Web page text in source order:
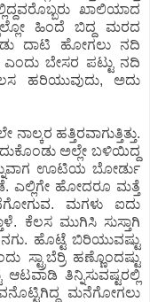
ಖಾಲಿಯಾದ
ಹಿಂದೆ ಬಿದ್ದ ಮರದ
ದಾಟಿ ಹೋಗಲು ನದಿ
ಬೇಸರ ಪಟ್ಟು ನದಿ
ಹರಿಯುವುದು, ಅದು
ಹತ್ತಿರವಾಗುತ್ತಿತ್ತು.
ಅಲ್ಲೇ ಬಳಿಯಿದ್ದ
ಊಟಿಯ ಬೋರ್ಡು
ಎಲ್ಲಿಗೇ ಹೋದರೂ ಮತ್ತೆ
ಮಗಳು ಐದು
ಕೆಲಸ ಮುಗಿಸಿ ಸುಸ್ತಾಗಿ
ಹೊಟ್ಟೆ ಬಿರಿಯುವಷ್ಟು
ಹಣ್ಣೊಂದಷ್ಟು
ತಿನ್ನಿಸುವಷ್ಟರಲ್ಲಿ
ಮನೆಗೋಗಲು